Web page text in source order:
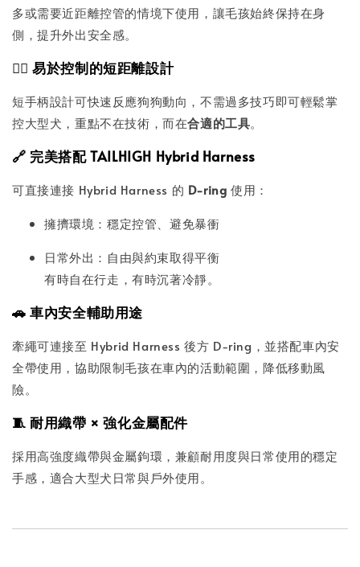
多或需要近距離控管的情境下使用，讓毛孩始終保持在身
側，提升外出安全感。
🐕‍🦺 易於控制的短距離設計
短手柄設計可快速反應狗狗動向，不需過多技巧即可輕鬆掌
控大型犬，重點不在技術，而在合適的工具。
🔗 完美搭配 TAILHIGH Hybrid Harness
可直接連接 Hybrid Harness 的 D-ring 使用：
擁擠環境：穩定控管、避免暴衝
日常外出：自由與約束取得平衡
有時自在行走，有時沉著冷靜。
🚗 車內安全輔助用途
牽繩可連接至 Hybrid Harness 後方 D-ring，並搭配車內安
全帶使用，協助限制毛孩在車內的活動範圍，降低移動風
險。
🧵 耐用織帶 × 強化金屬配件
採用高強度織帶與金屬鉤環，兼顧耐用度與日常使用的穩定
手感，適合大型犬日常與戶外使用。